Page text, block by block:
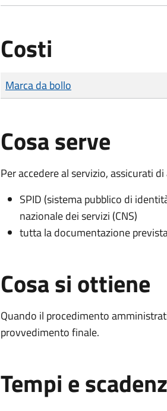
Costi
Tipo di pagamento
Importo
Marca da bollo
Cosa serve
Per accedere al servizio, assicurati di
SPID (sistema pubblico di
nazionale dei servizi (CNS)
tutta la documentazione
Cosa si ottiene
Quando il procedimento
provvedimento finale.
Tempi e